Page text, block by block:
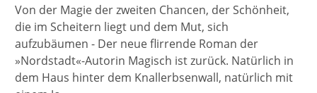
Von der Magie der zweiten Chancen, der Schönheit,
die im Scheitern liegt und dem Mut, sich
aufzubäumen - Der neue flirrende Roman der
»Nordstadt«-Autorin Magisch ist zurück. Natürlich in
dem Haus hinter dem Knallerbsenwall, natürlich mit